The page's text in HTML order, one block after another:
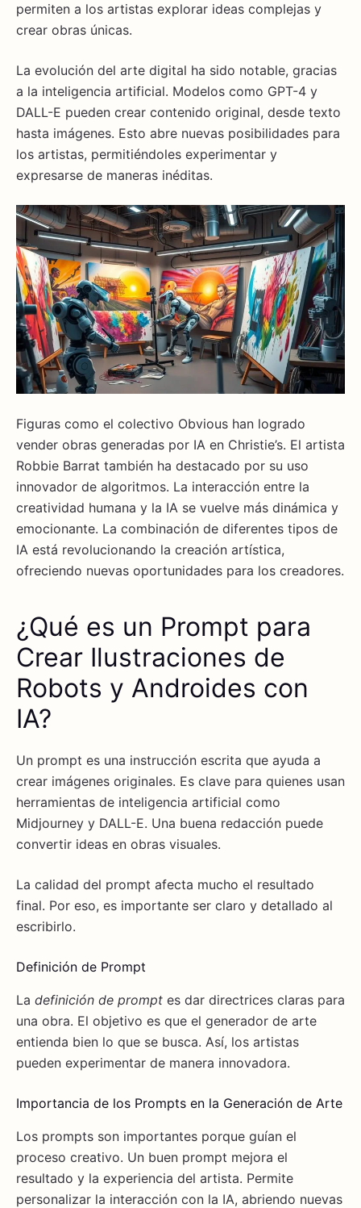
permiten a los artistas explorar ideas complejas y
crear obras únicas.
La evolución del arte digital ha sido notable, gracias
a la inteligencia artificial. Modelos como GPT-4 y
DALL-E pueden crear contenido original, desde texto
hasta imágenes. Esto abre nuevas posibilidades para
los artistas, permitiéndoles experimentar y
expresarse de maneras inéditas.
Figuras como el colectivo Obvious han logrado
vender obras generadas por IA en Christie’s. El artista
Robbie Barrat también ha destacado por su uso
innovador de algoritmos. La interacción entre la
creatividad humana y la IA se vuelve más dinámica y
emocionante. La combinación de diferentes tipos de
IA está revolucionando la creación artística,
ofreciendo nuevas oportunidades para los creadores.
¿Qué es un Prompt para
Crear Ilustraciones de
Robots y Androides con
IA?
Un prompt es una instrucción escrita que ayuda a
crear imágenes originales. Es clave para quienes usan
herramientas de inteligencia artificial como
Midjourney y DALL-E. Una buena redacción puede
convertir ideas en obras visuales.
La calidad del prompt afecta mucho el resultado
final. Por eso, es importante ser claro y detallado al
escribirlo.
Definición de Prompt
La definición de prompt es dar directrices claras para
una obra. El objetivo es que el generador de arte
entienda bien lo que se busca. Así, los artistas
pueden experimentar de manera innovadora.
Importancia de los Prompts en la Generación de Arte
Los prompts son importantes porque guían el
proceso creativo. Un buen prompt mejora el
resultado y la experiencia del artista. Permite
personalizar la interacción con la IA, abriendo nuevas